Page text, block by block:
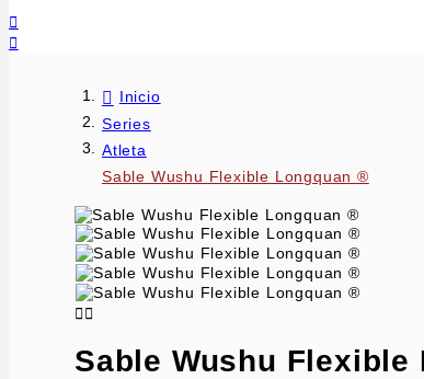


Inicio
Series
Atleta
Sable Wushu Flexible Longquan ®

Sable Wushu Flexible